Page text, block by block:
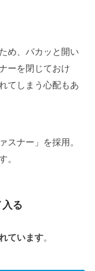
め、パカッと開い
ーを閉じておけ
てしまう心配もあ
スナー」を採用。
。
る
ています。